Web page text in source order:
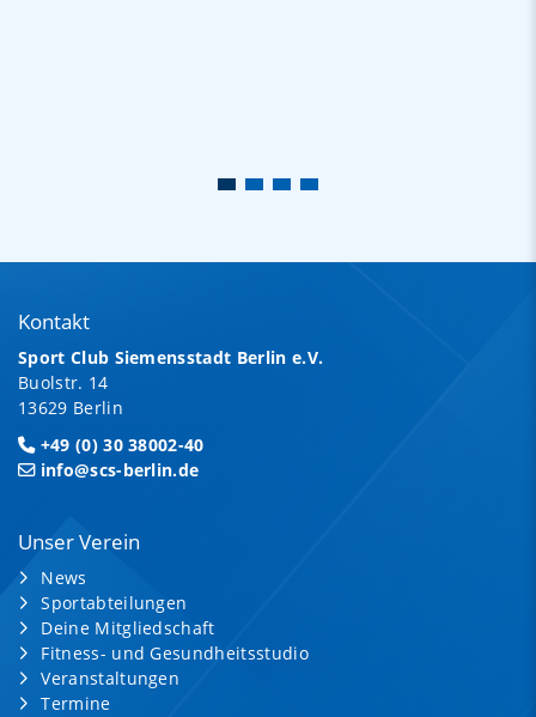
Kontakt
Sport Club Siemensstadt Berlin e.V.
Buolstr. 14
13629 Berlin
+49 (0) 30 38002-40
info@scs-berlin.de
Unser Verein
News
Sportabteilungen
Deine Mitgliedschaft
Fitness- und Gesundheitsstudio
Veranstaltungen
Termine